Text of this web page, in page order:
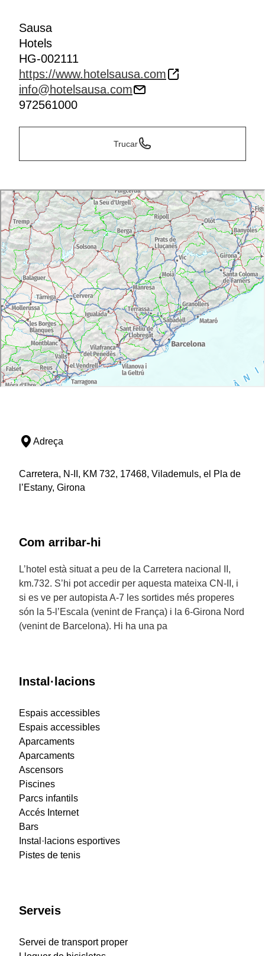
Sausa
Hotels
HG-002111
https://www.hotelsausa.com
info@hotelsausa.com
972561000
Trucar
Adreça
Carretera, N-II, KM 732, 17468, Vilademuls, el Pla de
l’Estany, Girona
Com arribar-hi
L’hotel està situat a peu de la Carretera nacional II,
km.732. S’hi pot accedir per aquesta mateixa CN-II, i
si es ve per autopista A-7 les sortides més properes
són la 5-l’Escala (venint de França) i la 6-Girona Nord
(venint de Barcelona). Hi ha una pa
Instal·lacions
Espais accessibles
Espais accessibles
Aparcaments
Aparcaments
Ascensors
Piscines
Parcs infantils
Accés Internet
Bars
Instal·lacions esportives
Pistes de tenis
Serveis
Servei de transport proper